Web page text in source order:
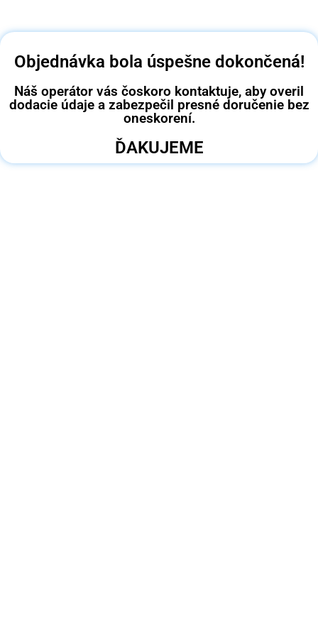
Objednávka bola úspešne dokončená!
Náš operátor vás čoskoro kontaktuje, aby overil
dodacie údaje a zabezpečil presné doručenie bez
oneskorení.
ĎAKUJEME